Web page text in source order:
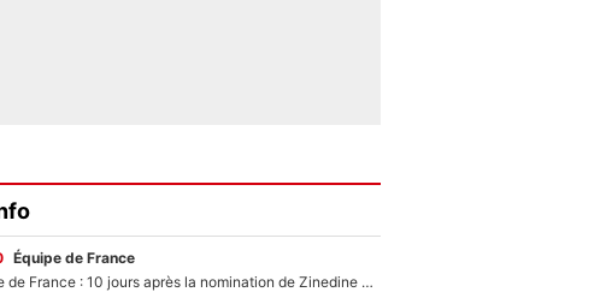
Équipe de France
Equipe de France : 10 jours après la nomination de Zinedine Zidane, c'est au tour de son fils de prendre un nouveau départ !